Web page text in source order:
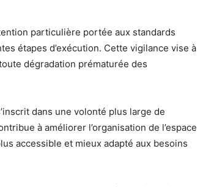
particulière portée aux standards
étapes d’exécution. Cette vigilance vise à
dégradation prématurée des
dans une volonté plus large de
à améliorer l’organisation de l’espace
accessible et mieux adapté aux besoins